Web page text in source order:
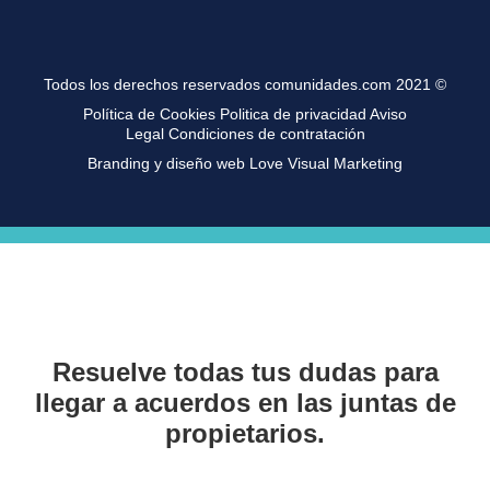
Todos los derechos reservados comunidades.com 2021 ©
Política de Cookies Politica de privacidad Aviso
Legal Condiciones de contratación
Branding y diseño web Love Visual Marketing
Resuelve todas tus dudas para
llegar a acuerdos en las juntas de
propietarios.